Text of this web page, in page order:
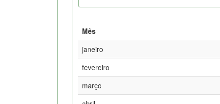
Mês
janeiro
fevereiro
março